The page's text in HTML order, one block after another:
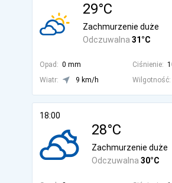
29°C
Odczuwalna 31°C
Zachmurzenie duże
Opad: 0 mm Ciśnienie:
Wiatr:
9 km/h Wilgotność:
18:00
28°C
Odczuwalna 30°C
Zachmurzenie duże